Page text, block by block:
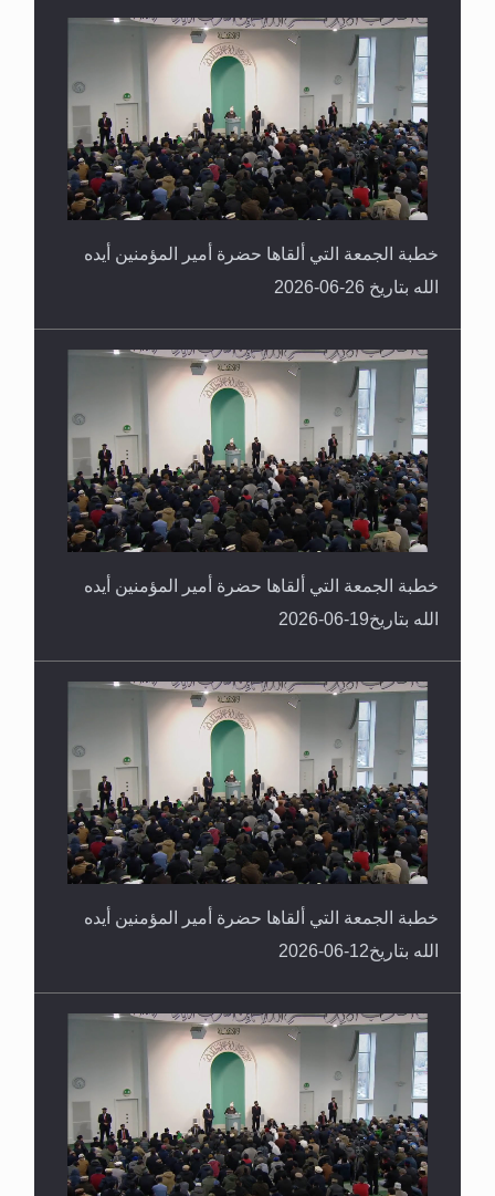
خطبة الجمعة التي ألقاها حضرة أمير المؤمنين أيده
الله بتاريخ 26-06-2026
خطبة الجمعة التي ألقاها حضرة أمير المؤمنين أيده
الله بتاريخ19-06-2026
خطبة الجمعة التي ألقاها حضرة أمير المؤمنين أيده
الله بتاريخ12-06-2026